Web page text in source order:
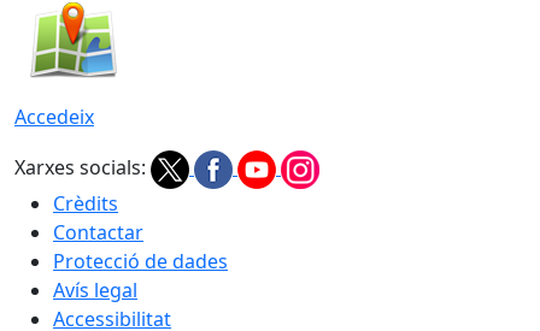
Accedeix
Xarxes socials:
Crèdits
Contactar
Protecció de dades
Avís legal
Accessibilitat